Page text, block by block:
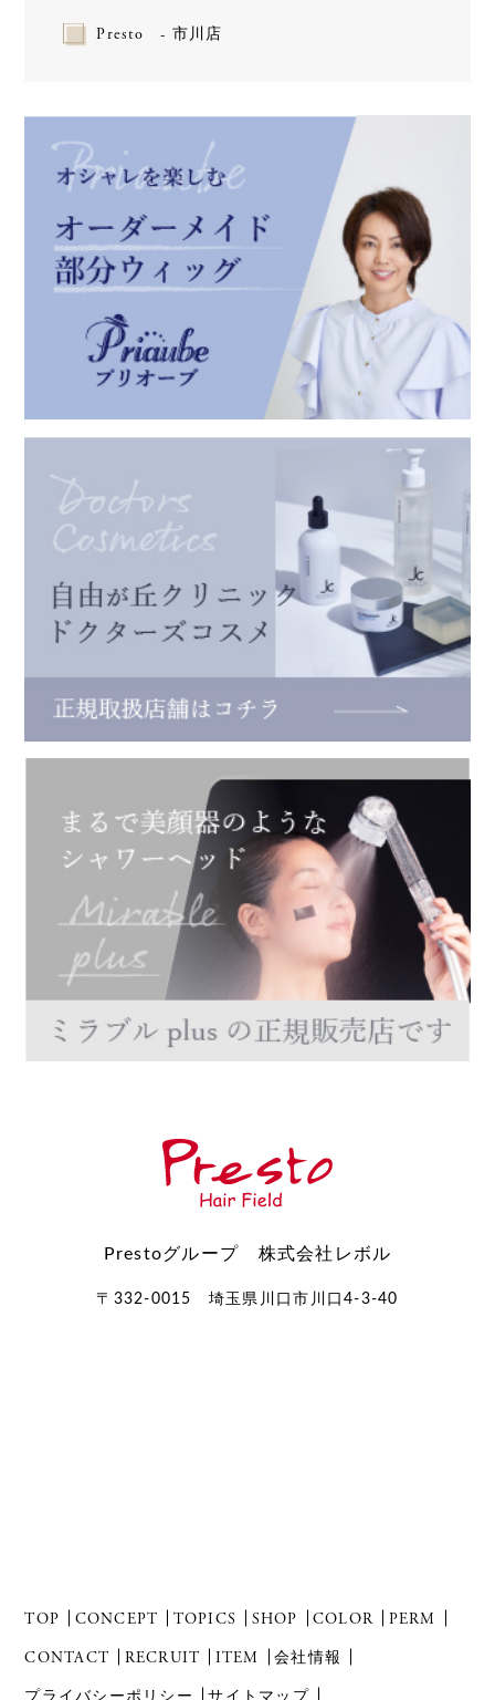
Presto - 市川店
Prestoグループ 株式会社レボル
〒332-0015 埼玉県川口市川口4-3-40
TOP CONCEPT TOPICS SHOP COLOR
PERM
CONTACT
RECRUIT ITEM 会社情報
プライバシーポリシー サイトマップ